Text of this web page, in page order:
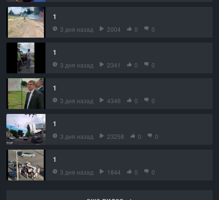
1
3 дня назад 2004 0 0
1
3 дня назад 2341 0 0
1
3 дня назад 4346 0 0
1
3 дня назад 23258 0 0
1
3 дня назад 1844 0 0